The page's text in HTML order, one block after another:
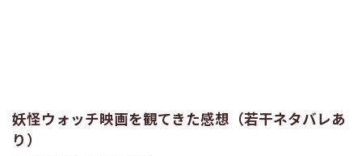
妖怪ウォッチ映画を観てきた感想（若干ネタバレあ
り）